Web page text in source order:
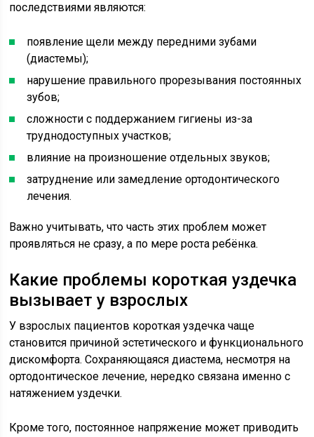
последствиями являются:
появление щели между передними зубами
(диастемы);
нарушение правильного прорезывания постоянных
зубов;
сложности с поддержанием гигиены из-за
труднодоступных участков;
влияние на произношение отдельных звуков;
затруднение или замедление ортодонтического
лечения.
Важно учитывать, что часть этих проблем может
проявляться не сразу, а по мере роста ребёнка.
Какие проблемы короткая уздечка
вызывает у взрослых
У взрослых пациентов короткая уздечка чаще
становится причиной эстетического и функционального
дискомфорта. Сохраняющаяся диастема, несмотря на
ортодонтическое лечение, нередко связана именно с
натяжением уздечки.
Кроме того, постоянное напряжение может приводить